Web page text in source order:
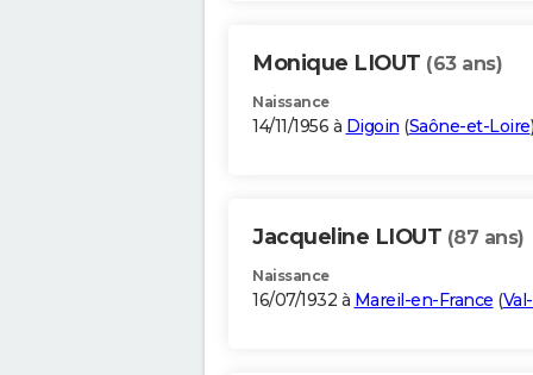
Monique LIOUT (63 ans)
Naissance
14/11/1956 à Digoin (Saône-et-Loire)
Jacqueline LIOUT (87 ans)
Naissance
16/07/1932 à Mareil-en-France (